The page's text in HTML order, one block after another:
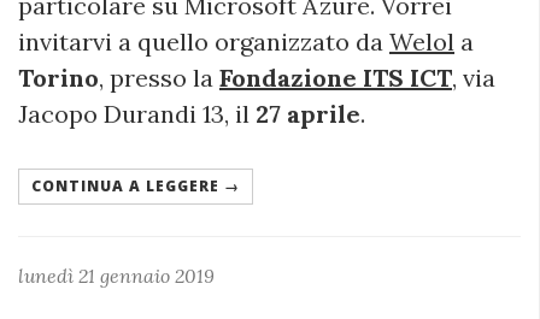
invitarvi a quello organizzato da Welol a
Torino, presso la Fondazione ITS ICT, via
Jacopo Durandi 13, il 27 aprile.
CONTINUA A LEGGERE →
lunedì 21 gennaio 2019